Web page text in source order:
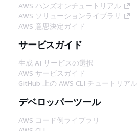
AWS ハンズオンチュートリアル
AWS ソリューションライブラリ
AWS 意思決定ガイド
サービスガイド
生成 AI サービスの選択
AWS サービスガイド
GitHub 上の AWS CLI チュートリアル
デベロッパーツール
AWS コード例ライブラリ